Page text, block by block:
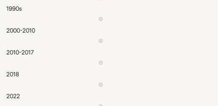
1990s
2000-2010
2010-2017
2018
2022